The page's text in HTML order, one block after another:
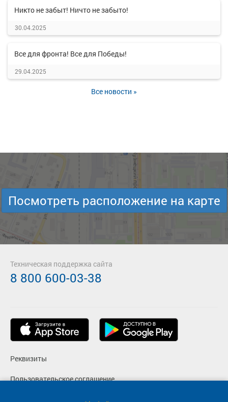
Никто не забыт! Ничто не забыто!
30.04.2025
Все для фронта! Все для Победы!
29.04.2025
Все новости »
Посмотреть расположение на карте
Реквизиты
Пользовательское соглашение
Политика конфиденциальности
Техническая поддержка сайта
8 800 600-03-38